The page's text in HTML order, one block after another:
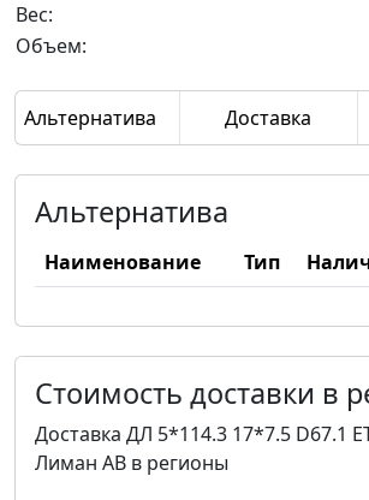
Вес:
Объем:
Альтернатива Доставка
Альтернатива
Наименование Тип
Стоимость доставки в
Доставка ДЛ 5*114.3 17*7.5 D67.1
Лиман AB в регионы